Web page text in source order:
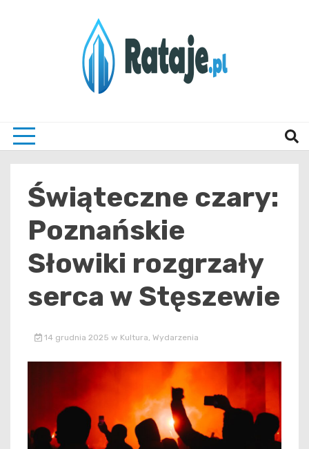
Świąteczne czary:
Poznańskie
Słowiki rozgrzały
serca w Stęszewie
14 grudnia 2025 w Kultura, Wydarzenia